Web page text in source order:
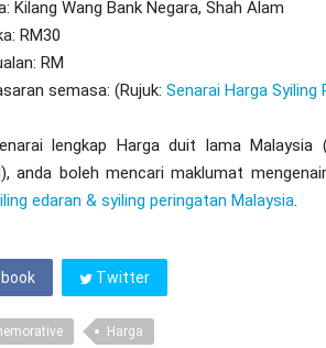
Kilang Wang Bank Negara, Shah Alam
RM30
RM
semasa: (Rujuk: Senarai Harga Syiling
lengkap Harga duit lama Malaysia
anda boleh mencari maklumat
edaran & syiling peringatan Malaysia.
Twitter
Harga